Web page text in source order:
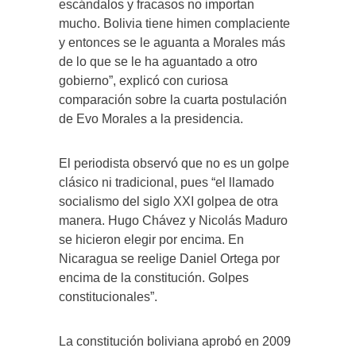
escándalos y fracasos no importan
mucho. Bolivia tiene himen complaciente
y entonces se le aguanta a Morales más
de lo que se le ha aguantado a otro
gobierno”, explicó con curiosa
comparación sobre la cuarta postulación
de Evo Morales a la presidencia.
El periodista observó que no es un golpe
clásico ni tradicional, pues “el llamado
socialismo del siglo XXI golpea de otra
manera. Hugo Chávez y Nicolás Maduro
se hicieron elegir por encima. En
Nicaragua se reelige Daniel Ortega por
encima de la constitución. Golpes
constitucionales”.
La constitución boliviana aprobó en 2009